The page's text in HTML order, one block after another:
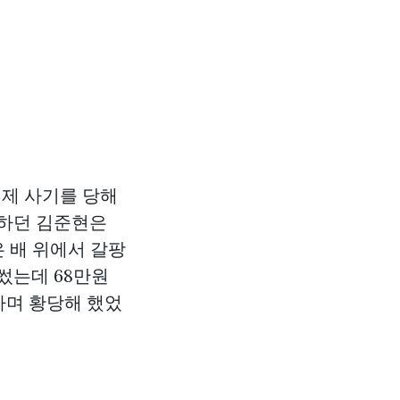
사기를 당해
던 김준현은
배 위에서 갈팡
는데 68만원
황당해 했었